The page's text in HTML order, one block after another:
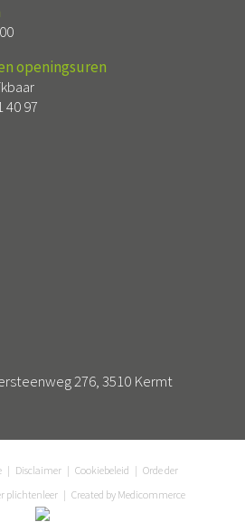
openingsuren
40 97
276, 3510 Kermt
| Disclaimer| Cookiebeleid | Orde der
plichtenleer| Created by Medicommerce